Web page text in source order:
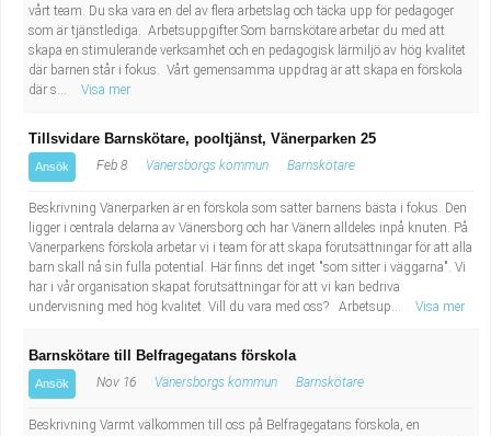
vårt team. Du ska vara en del av flera arbetslag och täcka upp för pedagoger
som är tjänstlediga. Arbetsuppgifter Som barnskötare arbetar du med att
skapa en stimulerande verksamhet och en pedagogisk lärmiljö av hög kvalitet
där barnen står i fokus. Vårt gemensamma uppdrag är att skapa en förskola
där s...
Visa mer
Tillsvidare Barnskötare, pooltjänst, Vänerparken 25
Ansök Feb 8 Vänersborgs kommun Barnskötare
Beskrivning Vänerparken är en förskola som sätter barnens bästa i fokus. Den
ligger i centrala delarna av Vänersborg och har Vänern alldeles inpå knuten. På
Vänerparkens förskola arbetar vi i team för att skapa förutsättningar för att alla
barn skall nå sin fulla potential. Här finns det inget "som sitter i väggarna". Vi
har i vår organisation skapat förutsättningar för att vi kan bedriva
undervisning med hög kvalitet. Vill du vara med oss? Arbetsup...
Visa mer
Barnskötare till Belfragegatans förskola
Ansök Nov 16 Vänersborgs kommun Barnskötare
Beskrivning Varmt välkommen till oss på Belfragegatans förskola, en